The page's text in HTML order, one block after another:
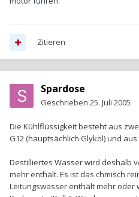
Zitieren
Spardose
Geschrieben 25. Juli 2005
Die Kühlflüssigkeit besteht aus
G12 (hauptsächlich Glykol) und
Destilliertes Wasser wird deshalb
mehr enthält. Es ist das chmisch
Leitungswasser enthält mehr oder